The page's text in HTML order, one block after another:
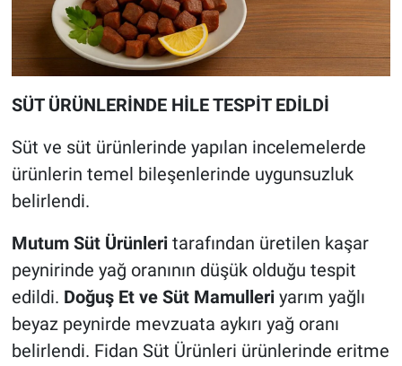
SÜT ÜRÜNLERİNDE HİLE TESPİT EDİLDİ
Süt ve süt ürünlerinde yapılan incelemelerde
ürünlerin temel bileşenlerinde uygunsuzluk
belirlendi.
Mutum Süt Ürünleri tarafından üretilen kaşar
peynirinde yağ oranının düşük olduğu tespit
edildi. Doğuş Et ve Süt Mamulleriyarım yağlı
beyaz peynirde mevzuata aykırı yağ oranı
belirlendi. Fidan Süt Ürünleri ürünlerinde eritme